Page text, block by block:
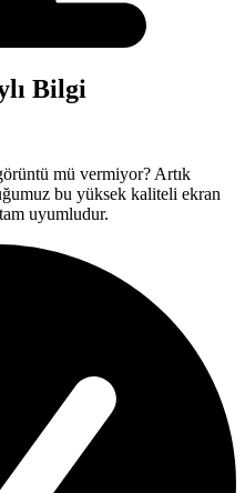
Bilgi
görüntü mü vermiyor? Artık
bu yüksek kaliteli ekran
uyumludur.